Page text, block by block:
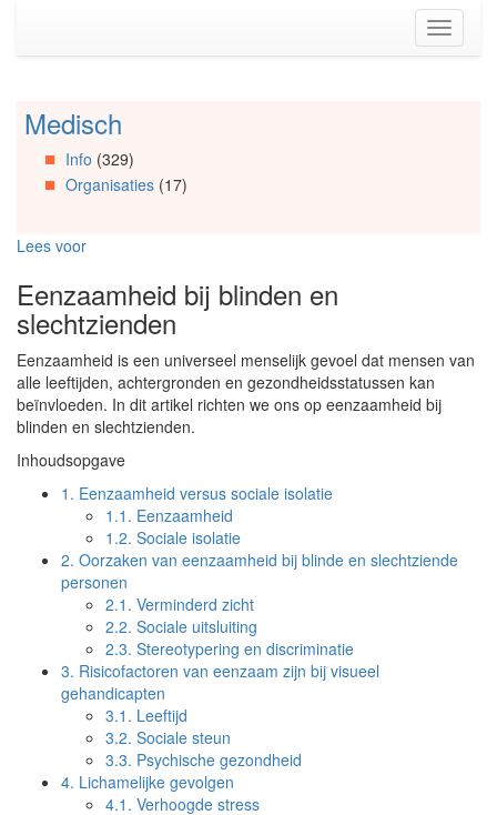
(Accesskey
Toggle
Spring
Artikels
Spring
Spring
Organisaties
Spring
Social
media
Medisch
Info (329)
Organisaties(17)
Lees voor
Eenzaamheid bij blinden en
slechtzienden
Eenzaamheid is een universeel menselijk gevoel dat mensen van
alle leeftijden, achtergronden en gezondheidsstatussen kan
beïnvloeden. In dit artikel richten we ons op eenzaamheid bij
blinden en slechtzienden.
Inhoudsopgave
1. Eenzaamheid versus sociale isolatie
1.1. Eenzaamheid
1.2. Sociale isolatie
2. Oorzaken van eenzaamheid bij blinde en slechtziende
personen
2.1. Verminderd zicht
2.2. Sociale uitsluiting
2.3. Stereotypering en discriminatie
3. Risicofactoren van eenzaam zijn bij visueel
gehandicapten
3.1. Leeftijd
3.2. Sociale steun
3.3. Psychische gezondheid
4. Lichamelijke gevolgen
4.1. Verhoogde stress